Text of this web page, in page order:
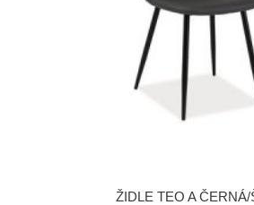
ŽIDLE TEO A ČERNÁ/